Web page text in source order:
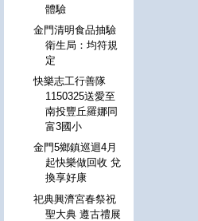
體驗
金門清明食品抽驗
衛生局：均符規
定
快樂志工行善隊
1150325送愛至
南投豐丘羅娜同
富3國小
金門5鄉鎮巡迴4月
起快樂做回收 兌
換享好康
祀典興濟宮春祭祝
聖大典 遵古禮展